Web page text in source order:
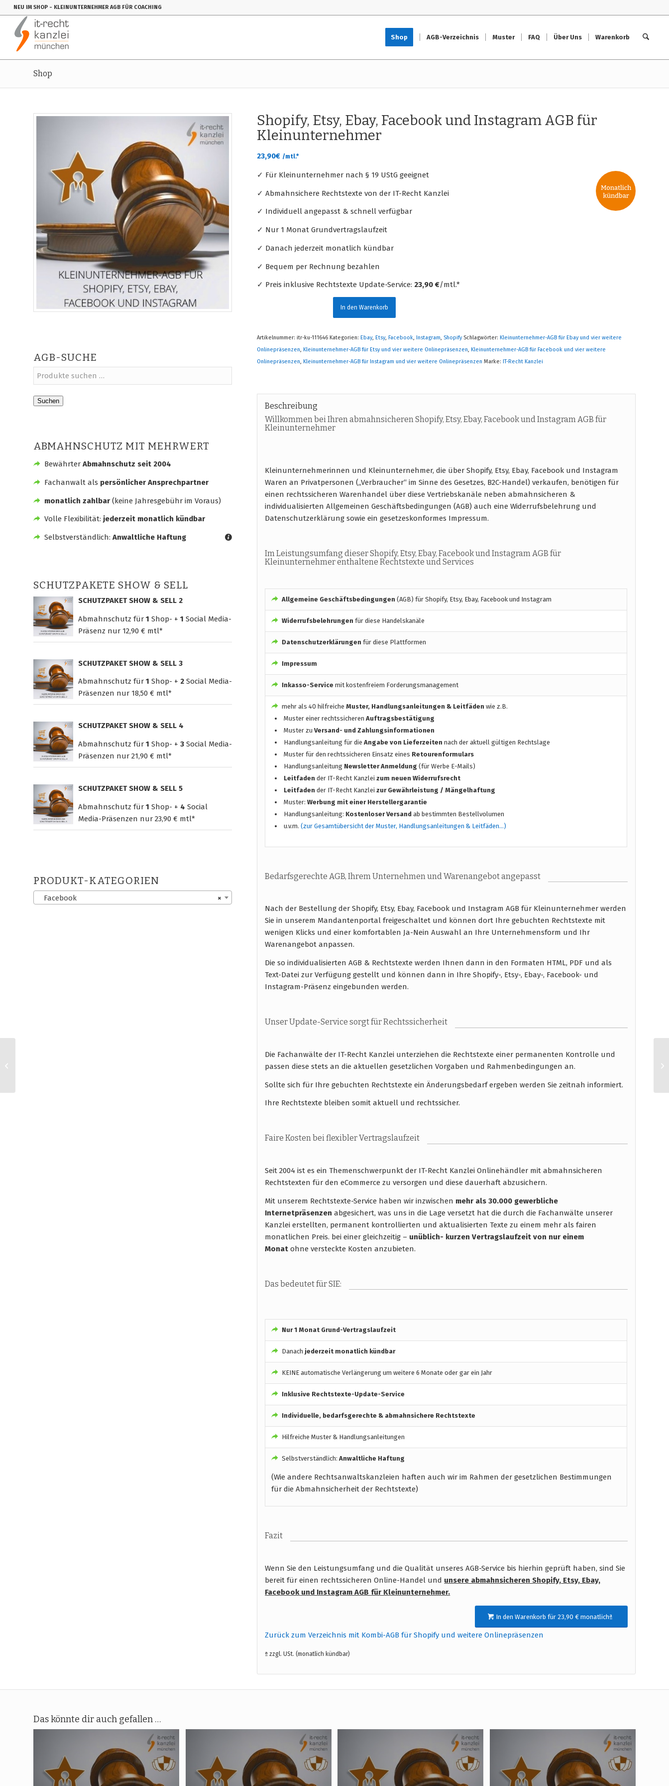
NEU IM SHOP - KLEINUNTERNEHMER AGB FÜR COACHING
Shop AGB-Verzeichnis Muster FAQ Über Uns Warenkorb
Shop
AGB-SUCHE
Suchen
ABMAHNSCHUTZ MIT MEHRWERT
BewährterAbmahnschutz seit 2004
Fachanwalt als persönlicher Ansprechpartner
monatlich zahlbar(keine Jahresgebühr im Voraus)
Volle Flexibilität: jederzeit monatlich kündbar
Selbstverständlich: Anwaltliche Haftung
SCHUTZPAKETE SHOW & SELL
SCHUTZPAKET SHOW & SELL 2
Abmahnschutz für 1 Shop- + 1 Social Media-
Präsenz nur 12,90 € mtl*
SCHUTZPAKET SHOW & SELL 3
Abmahnschutz für 1 Shop- + 2 Social Media-
Präsenzen nur 18,50 € mtl*
SCHUTZPAKET SHOW & SELL 4
Abmahnschutz für 1 Shop- + 3 Social Media-
Präsenzen nur 21,90 € mtl*
SCHUTZPAKET SHOW & SELL 5
Abmahnschutz für 1 Shop- + 4 Social
Media-Präsenzen nur 23,90 € mtl*
PRODUKT-KATEGORIEN
×
Facebook
Shopify, Etsy, Ebay, Facebook und Instagram AGB für
Kleinunternehmer
23,90€ /mtl.*
✓ Für Kleinunternehmer nach § 19 UStG geeignet
✓ Abmahnsichere Rechtstexte von der IT-Recht Kanzlei
✓ Individuell angepasst & schnell verfügbar
✓ Nur 1 Monat Grundvertragslaufzeit
✓ Danach jederzeit monatlich kündbar
✓ Bequem per Rechnung bezahlen
✓ Preis inklusive Rechtstexte Update-Service: 23,90 €/mtl.*
In den Warenkorb
Artikelnummer:itr-ku-111646 Kategorien:Ebay,Etsy,Facebook,Instagram, Shopify Schlagwörter:Kleinunternehmer-AGB für Ebay und vier weitere
Onlinepräsenzen,Kleinunternehmer-AGB für Etsy und vier weitere Onlinepräsenzen,Kleinunternehmer-AGB für Facebook und vier weitere
Onlinepräsenzen,Kleinunternehmer-AGB für Instagram und vier weitere Onlinepräsenzen Marke:IT-Recht Kanzlei
Beschreibung
Willkommen bei Ihren abmahnsicheren Shopify, Etsy, Ebay, Facebook und Instagram AGB für
Kleinunternehmer
Kleinunternehmerinnen und Kleinunternehmer, die über Shopify, Etsy, Ebay, Facebook und Instagram
Waren an Privatpersonen („Verbraucher“ im Sinne des Gesetzes, B2C-Handel) verkaufen, benötigen für
einen rechtssicheren Warenhandel über diese Vertriebskanäle neben abmahnsicheren &
individualisierten Allgemeinen Geschäftsbedingungen (AGB) auch eine Widerrufsbelehrung und
Datenschutzerklärung sowie ein gesetzeskonformes Impressum.
Im Leistungsumfang dieser Shopify, Etsy, Ebay, Facebook und Instagram AGB für
Kleinunternehmer enthaltene Rechtstexte und Services
Allgemeine Geschäftsbedingungen (AGB) für Shopify, Etsy, Ebay, Facebook und Instagram
Widerrufsbelehrungen für diese Handelskanäle
Datenschutzerklärungen für diese Plattformen
Impressum
Inkasso-Service mit kostenfreiem Forderungsmanagement
mehr als 40 hilfreiche Muster, Handlungsanleitungen & Leitfäden wie z.B.
Muster einer rechtssicherenAuftragsbestätigung
Muster zuVersand- und Zahlungsinformationen
Handlungsanleitung für dieAngabe von Lieferzeiten nach der aktuell gültigen Rechtslage
Muster für den rechtssicheren Einsatz eines Retourenformulars
Handlungsanleitung Newsletter Anmeldung(für Werbe E-Mails)
Leitfaden der IT-Recht Kanzleizum neuen Widerrufsrecht
Leitfaden der IT-Recht Kanzleizur Gewährleistung / Mängelhaftung
Muster:Werbung mit einer Herstellergarantie
Handlungsanleitung: Kostenloser Versand ab bestimmten Bestellvolumen
u.v.m.(zur Gesamtübersicht der Muster, Handlungsanleitungen & Leitfäden…)
Bedarfsgerechte AGB, Ihrem Unternehmen und Warenangebot angepasst
Nach der Bestellung der Shopify, Etsy, Ebay, Facebook und Instagram AGB für Kleinunternehmer werden
Sie in unserem Mandantenportal freigeschaltet und können dort Ihre gebuchten Rechtstexte mit
wenigen Klicks und einer komfortablen Ja-Nein Auswahl an Ihre Unternehmensform und Ihr
Warenangebot anpassen.
Die so individualisierten AGB & Rechtstexte werden Ihnen dann in den Formaten HTML, PDF und als
Text-Datei zur Verfügung gestellt und können dann in Ihre Shopify-, Etsy-, Ebay-, Facebook- und
Instagram-Präsenz eingebunden werden.
Unser Update-Service sorgt für Rechtssicherheit
Die Fachanwälte der IT-Recht Kanzlei unterziehen die Rechtstexte einer permanenten Kontrolle und
passen diese stets an die aktuellen gesetzlichen Vorgaben und Rahmenbedingungen an.
Sollte sich für Ihre gebuchten Rechtstexte ein Änderungsbedarf ergeben werden Sie zeitnah informiert.
Ihre Rechtstexte bleiben somit aktuell und rechtssicher.
Faire Kosten bei flexibler Vertragslaufzeit
Seit 2004 ist es ein Themenschwerpunkt der IT-Recht Kanzlei Onlinehändler mit abmahnsicheren
Rechtstexten für den eCommerce zu versorgen und diese dauerhaft abzusichern.
Mit unserem Rechtstexte-Service haben wir inzwischen mehr als 30.000 gewerbliche
Internetpräsenzen abgesichert, was uns in die Lage versetzt hat die durch die Fachanwälte unserer
Kanzlei erstellten, permanent kontrollierten und aktualisierten Texte zu einem mehr als fairen
monatlichen Preis. bei einer gleichzeitig – unüblich- kurzen Vertragslaufzeit von nur einem
Monatohne versteckte Kosten anzubieten.
Das bedeutet für SIE:
Nur 1 Monat Grund-Vertragslaufzeit
Danach jederzeit monatlich kündbar
KEINE automatische Verlängerung um weitere 6 Monate oder gar ein Jahr
Inklusive Rechtstexte-Update-Service
Individuelle, bedarfsgerechte & abmahnsichere Rechtstexte
Hilfreiche Muster & Handlungsanleitungen
Selbstverständlich: Anwaltliche Haftung
(Wie andere Rechtsanwaltskanzleien haften auch wir im Rahmen der gesetzlichen Bestimmungen
für die Abmahnsicherheit der Rechtstexte)
Fazit
Wenn Sie den Leistungsumfang und die Qualität unseres AGB-Service bis hierhin geprüft haben, sind Sie
bereit für einen rechtssicheren Online-Handel und unsere abmahnsicheren Shopify, Etsy, Ebay,
Facebook und Instagram AGB für Kleinunternehmer.
In den Warenkorb für 23,90 € monatlichª
Zurück zum Verzeichnis mit Kombi-AGB für Shopify und weitere Onlinepräsenzen
ª zzgl. USt. (monatlich kündbar)
Das könnte dir auch gefallen …